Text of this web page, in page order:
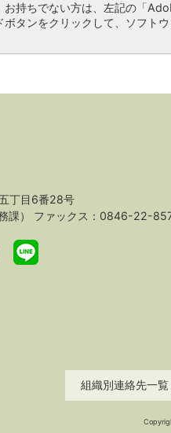
お持ちでない方は、左記の「
ボタンをクリックして、ソフト
丁目6番28号
課） ファックス：0846-22-
組織別連絡先一覧